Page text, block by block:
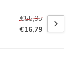
€55,95
€16,79